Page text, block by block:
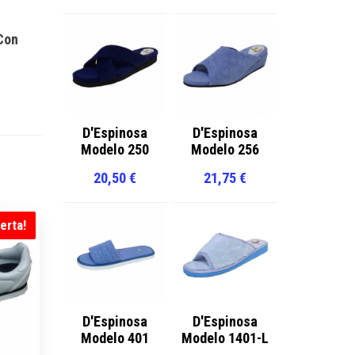
D'Espinosa
Modelo 250
20,50€
D'Espinosa
Modelo 256
21,75€
D'Espinosa
Modelo 401
D'Espinosa
Modelo 1401-L